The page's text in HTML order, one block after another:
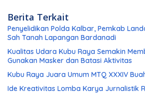
Berita Terkait
Penyelidikan Polda Kalbar, Pemkab
Sah Tanah Lapangan Bardanadi
Kualitas Udara Kubu Raya Semakin
Gunakan Masker dan Batasi Aktivitas
Kubu Raya Juara Umum MTQ XXXIV
Ide Kreativitas Lomba Karya Jurnalistik